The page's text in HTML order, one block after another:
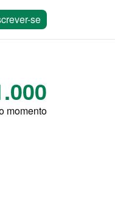
se
momento